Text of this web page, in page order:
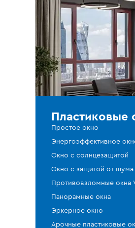
Пластиковые
Простое окно
Энергоэффективное
Окно с солнцезащитой
Окно с защитой от шума
Противовзломные окна
Панорамные окна
Эркерное окно
Арочные пластиковые